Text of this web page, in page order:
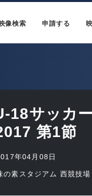
像検索 申請する
18サッカ
第1節
年04月08日
の素スタジアム 西競技場